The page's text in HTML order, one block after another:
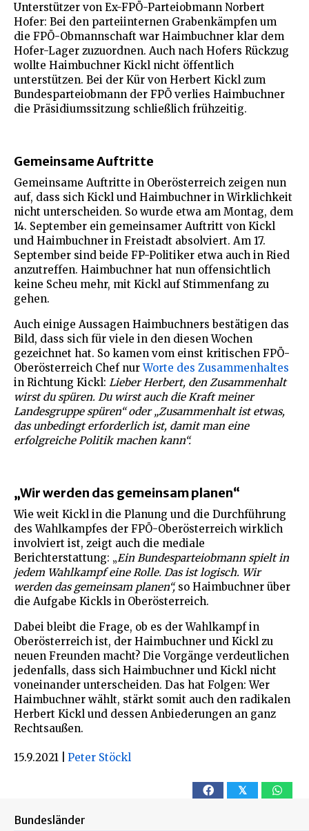
Unterstützer von Ex-FPÖ-Parteiobmann Norbert
Hofer: Bei den parteiinternen Grabenkämpfen um
die FPÖ-Obmannschaft war Haimbuchner klar dem
Hofer-Lager zuzuordnen. Auch nach Hofers Rückzug
wollte Haimbuchner Kickl nicht öffentlich
unterstützen. Bei der Kür von Herbert Kickl zum
Bundesparteiobmann der FPÖ verlies Haimbuchner
die Präsidiumssitzung schließlich frühzeitig.
Gemeinsame Auftritte
Gemeinsame Auftritte in Oberösterreich zeigen nun
auf, dass sich Kickl und Haimbuchner in Wirklichkeit
nicht unterscheiden. So wurde etwa am Montag, dem
14. September ein gemeinsamer Auftritt von Kickl
und Haimbuchner in Freistadt absolviert. Am 17.
September sind beide FP-Politiker etwa auch in Ried
anzutreffen. Haimbuchner hat nun offensichtlich
keine Scheu mehr, mit Kickl auf Stimmenfang zu
gehen.
Auch einige Aussagen Haimbuchners bestätigen das
Bild, dass sich für viele in den diesen Wochen
gezeichnet hat. So kamen vom einst kritischen FPÖ-
Oberösterreich Chef nurWorte des Zusammenhaltes
in Richtung Kickl: Lieber Herbert, den Zusammenhalt
wirst du spüren. Du wirst auch die Kraft meiner
Landesgruppe spüren“ oder „Zusammenhalt ist etwas,
das unbedingt erforderlich ist, damit man eine
erfolgreiche Politik machen kann“.
„Wir werden das gemeinsam planen“
Wie weit Kickl in die Planung und die Durchführung
des Wahlkampfes der FPÖ-Oberösterreich wirklich
involviert ist, zeigt auch die mediale
Berichterstattung: „Ein Bundesparteiobmann spielt in
jedem Wahlkampf eine Rolle. Das ist logisch. Wir
werden das gemeinsam planen“, so Haimbuchner über
die Aufgabe Kickls in Oberösterreich.
Dabei bleibt die Frage, ob es der Wahlkampf in
Oberösterreich ist, der Haimbuchner und Kickl zu
neuen Freunden macht? Die Vorgänge verdeutlichen
jedenfalls, dass sich Haimbuchner und Kickl nicht
voneinander unterscheiden. Das hat Folgen: Wer
Haimbuchner wählt, stärkt somit auch den radikalen
Herbert Kickl und dessen Anbiederungen an ganz
Rechtsaußen.
15.9.2021 Peter Stöckl
𝕏
Bundesländer